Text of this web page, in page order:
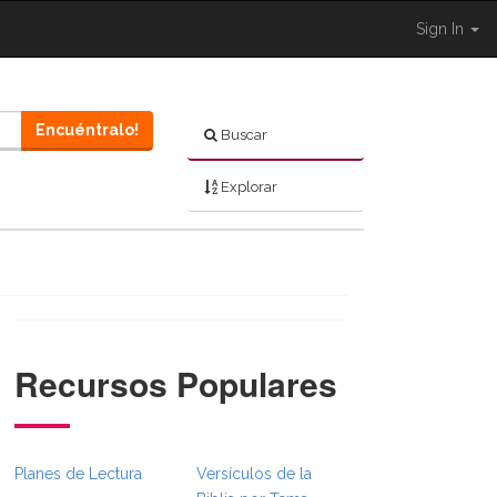
Sign In
Buscar
Explorar
Encuéntralo!
}} }}
Shared.Navigation._BibleBreadcrumbsFull.Toggle }}
Recursos Populares
Planes de Lectura
Versículos de la